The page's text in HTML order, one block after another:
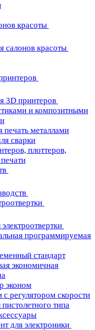
красоты
салонов красоты
3D принтеров
и композитными
металлами
сварки
плоттеров,
программируемая
стандарт
экономичная
эконом
регулятором скорости
типа
для электроники